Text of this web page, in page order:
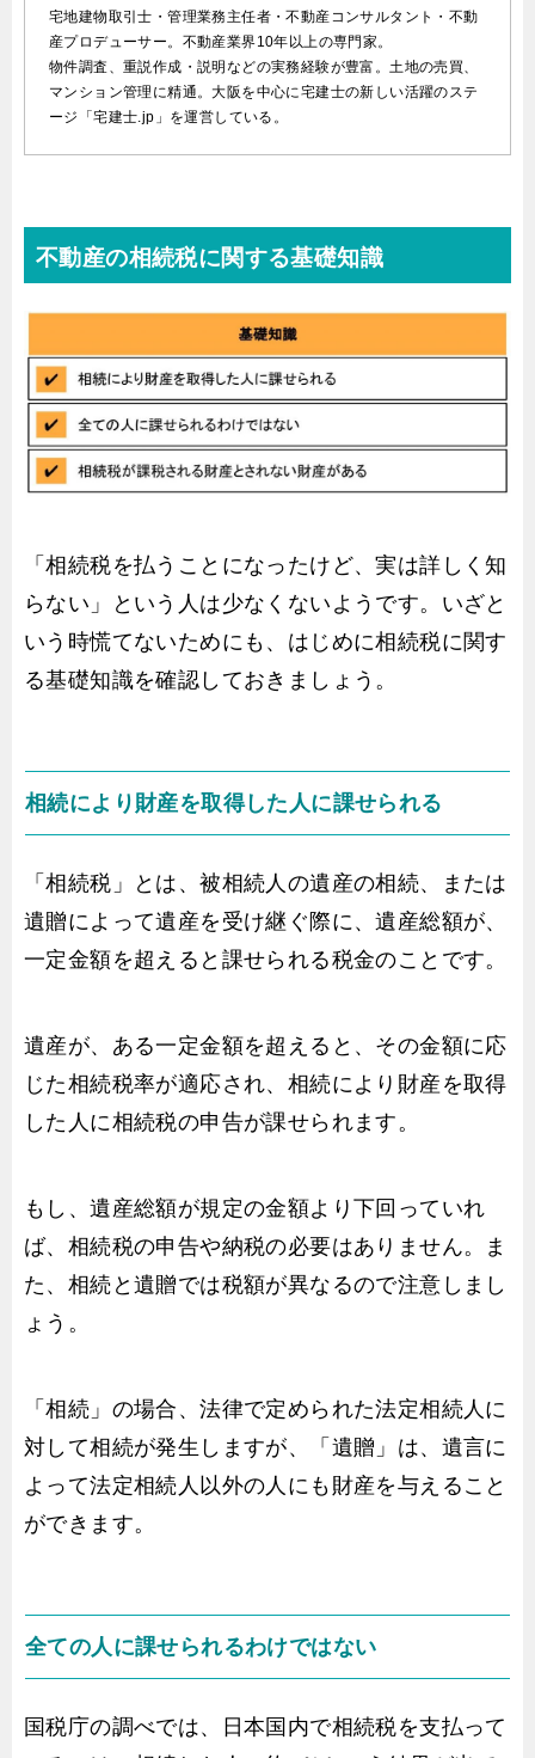
宅地建物取引士・管理業務主任者・不動産コンサルタント・不動
産プロデューサー。不動産業界10年以上の専門家。
物件調査、重説作成・説明などの実務経験が豊富。土地の売買、
マンション管理に精通。大阪を中心に宅建士の新しい活躍のステ
ージ「宅建士.jp」を運営している。
不動産の相続税に関する基礎知識
「相続税を払うことになったけど、実は詳しく知
らない」という人は少なくないようです。いざと
いう時慌てないためにも、はじめに相続税に関す
る基礎知識を確認しておきましょう。
相続により財産を取得した人に課せられる
「相続税」とは、被相続人の遺産の相続、または
遺贈によって遺産を受け継ぐ際に、遺産総額が、
一定金額を超えると課せられる税金のことです。
遺産が、ある一定金額を超えると、その金額に応
じた相続税率が適応され、相続により財産を取得
した人に相続税の申告が課せられます。
もし、遺産総額が規定の金額より下回っていれ
ば、相続税の申告や納税の必要はありません。ま
た、相続と遺贈では税額が異なるので注意しまし
ょう。
「相続」の場合、法律で定められた法定相続人に
対して相続が発生しますが、「遺贈」は、遺言に
よって法定相続人以外の人にも財産を与えること
ができます。
全ての人に課せられるわけではない
国税庁の調べでは、日本国内で相続税を支払って